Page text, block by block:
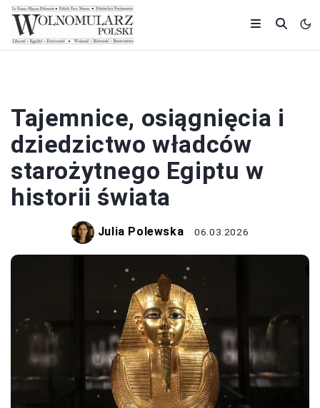
Tajemnice, osiągnięcia i
dziedzictwo władców
starożytnego Egiptu w
historii świata
Julia Polewska 06.03.2026